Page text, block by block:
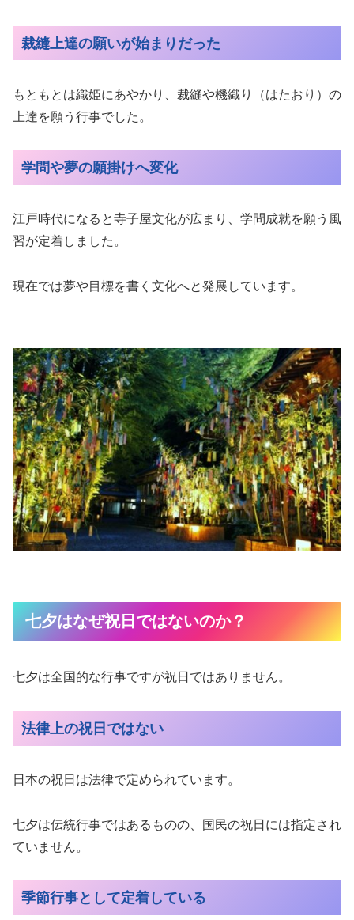
裁縫上達の願いが始まりだった
もともとは織姫にあやかり、裁縫や機織り（はたおり）の
上達を願う行事でした。
学問や夢の願掛けへ変化
江戸時代になると寺子屋文化が広まり、学問成就を願う風
習が定着しました。
現在では夢や目標を書く文化へと発展しています。
七夕はなぜ祝日ではないのか？
七夕は全国的な行事ですが祝日ではありません。
法律上の祝日ではない
日本の祝日は法律で定められています。
七夕は伝統行事ではあるものの、国民の祝日には指定され
ていません。
季節行事として定着している